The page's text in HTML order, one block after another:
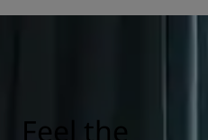
https://
Feel the